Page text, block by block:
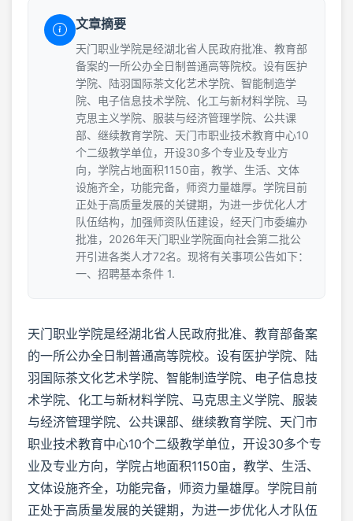
文章摘要
天门职业学院是经湖北省人民政府批准、教育部
备案的一所公办全日制普通高等院校。设有医护
学院、陆羽国际茶文化艺术学院、智能制造学
院、电子信息技术学院、化工与新材料学院、马
克思主义学院、服装与经济管理学院、公共课
部、继续教育学院、天门市职业技术教育中心10
个二级教学单位，开设30多个专业及专业方
向，学院占地面积1150亩，教学、生活、文体
设施齐全，功能完备，师资力量雄厚。学院目前
正处于高质量发展的关键期，为进一步优化人才
队伍结构，加强师资队伍建设，经天门市委编办
批准，2026年天门职业学院面向社会第二批公
开引进各类人才72名。现将有关事项公告如下：
一、招聘基本条件 1.
天门职业学院是经湖北省人民政府批准、教育部备案
的一所公办全日制普通高等院校。设有医护学院、陆
羽国际茶文化艺术学院、智能制造学院、电子信息技
术学院、化工与新材料学院、马克思主义学院、服装
与经济管理学院、公共课部、继续教育学院、天门市
职业技术教育中心10个二级教学单位，开设30多个专
业及专业方向，学院占地面积1150亩，教学、生活、
文体设施齐全，功能完备，师资力量雄厚。学院目前
正处于高质量发展的关键期，为进一步优化人才队伍